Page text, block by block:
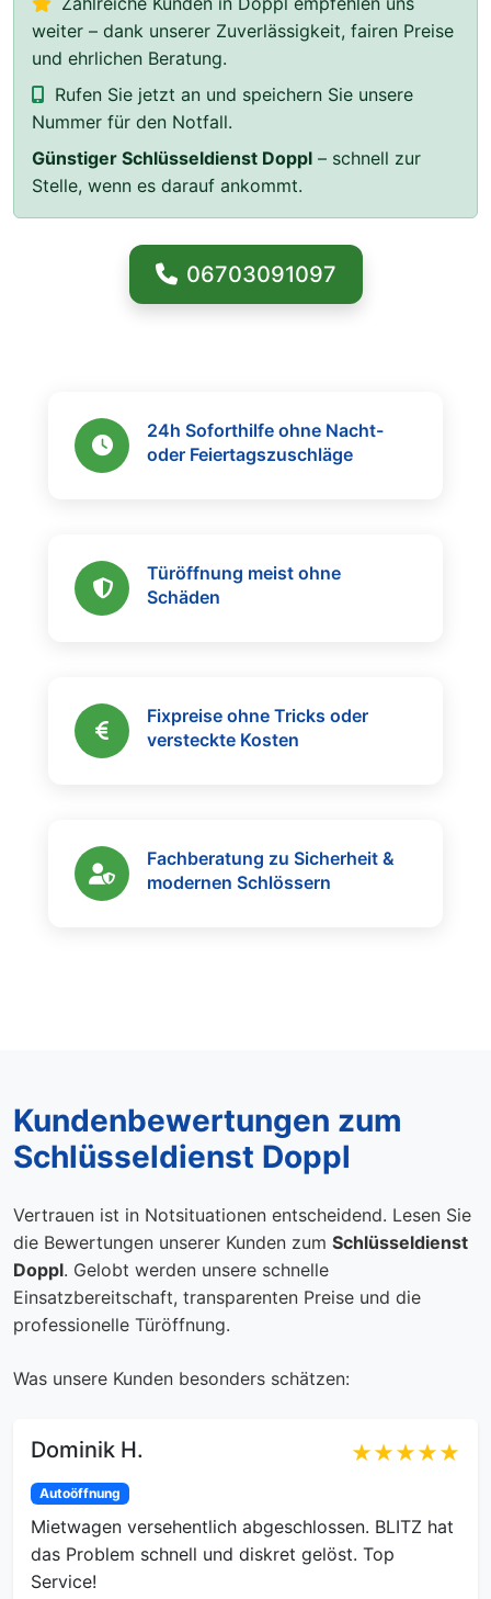
weiter – dank unserer Zuverlässigkeit, fairen Preise
und ehrlichen Beratung.
Rufen Sie jetzt an und speichern Sie unsere
Nummer für den Notfall.
Günstiger Schlüsseldienst Doppl – schnell zur
Stelle, wenn es darauf ankommt.
06703091097
24h Soforthilfe ohne Nacht-
oder Feiertagszuschläge
Türöffnung meist ohne
Schäden
Fixpreise ohne Tricks oder
versteckte Kosten
Fachberatung zu Sicherheit &
modernen Schlössern
Kundenbewertungen zum
Schlüsseldienst Doppl
Vertrauen ist in Notsituationen entscheidend. Lesen Sie
die Bewertungen unserer Kunden zum Schlüsseldienst
Doppl. Gelobt werden unsere schnelle
Einsatzbereitschaft, transparenten Preise und die
professionelle Türöffnung.
Was unsere Kunden besonders schätzen:
Dominik H. ★★★★★
Autoöffnung
Mietwagen versehentlich abgeschlossen. BLITZ hat
das Problem schnell und diskret gelöst. Top
Service!